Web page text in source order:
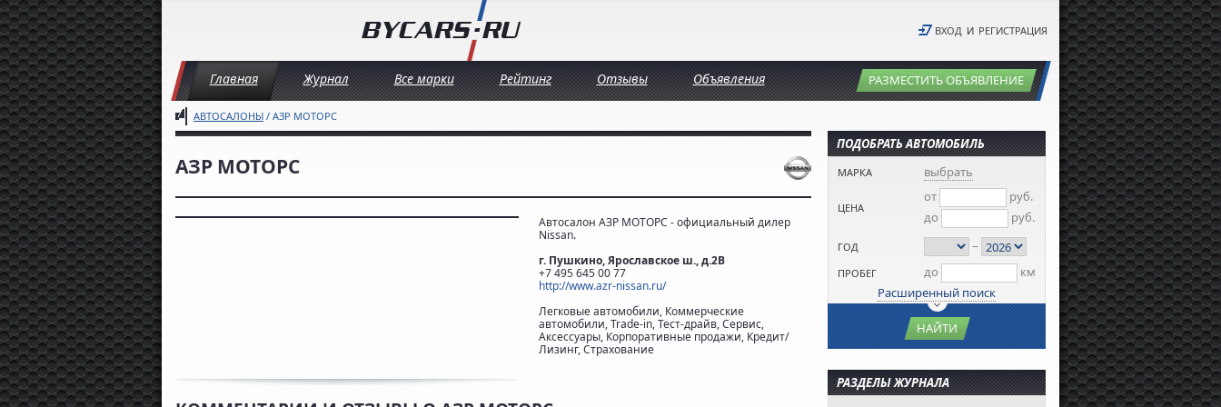
ВХОД И РЕГИСТРАЦИЯ
Главная Журнал Все марки Рейтинг Отзывы Объявления РАЗМЕСТИТЬ ОБЪЯВЛЕНИЕ
АВТОСАЛОНЫ / АЗР МОТОРС
АЗР МОТОРС
Автосалон АЗР МОТОРС - официальный дилер
Nissan.
г. Пушкино, Ярославское ш., д.2В
+7 495 645 00 77
http://www.azr-nissan.ru/
Легковые автомобили, Коммерческие
автомобили, Trade-in, Тест-драйв, Сервис,
Аксессуары, Корпоративные продажи, Кредит/
Лизинг, Страхование
ПОДОБРАТЬ АВТОМОБИЛЬ
МАРКА выбрать
ЦЕНА
от
руб.
до
руб.
ГОД –
ПРОБЕГ до
км
Расширенный поиск
НАЙТИ
РАЗДЕЛЫ ЖУРНАЛА